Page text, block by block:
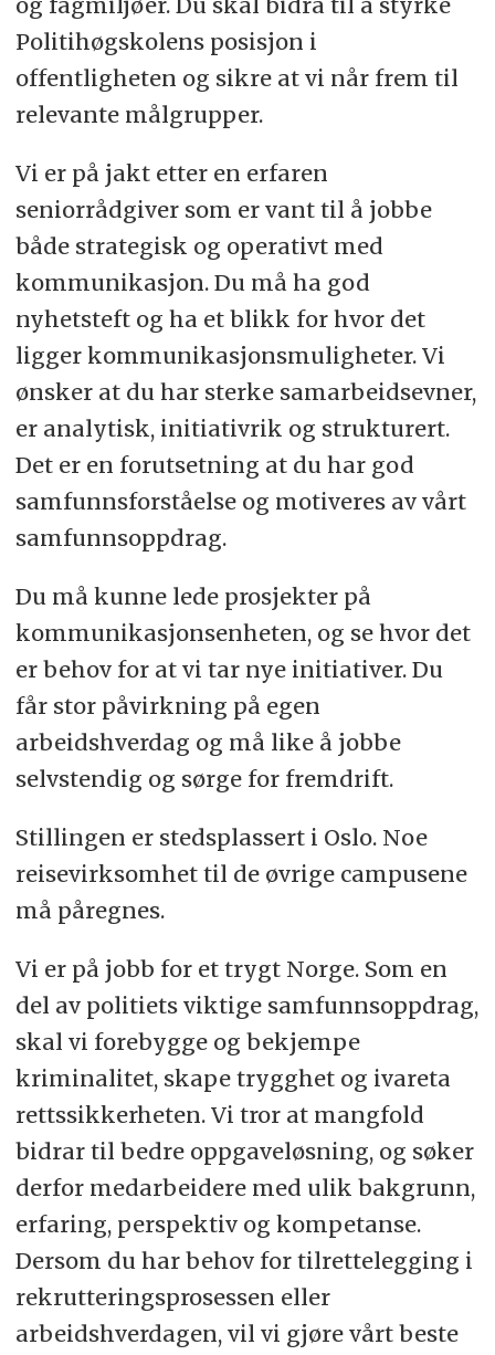
Politihøgskolens posisjon i
offentligheten og sikre at vi når frem til
relevante målgrupper.
Vi er på jakt etter en erfaren
seniorrådgiver som er vant til å jobbe
både strategisk og operativt med
kommunikasjon. Du må ha god
nyhetsteft og ha et blikk for hvor det
ligger kommunikasjonsmuligheter. Vi
ønsker at du har sterke samarbeidsevner,
er analytisk, initiativrik og strukturert.
Det er en forutsetning at du har god
samfunnsforståelse og motiveres av vårt
samfunnsoppdrag.
Du må kunne lede prosjekter på
kommunikasjonsenheten, og se hvor det
er behov for at vi tar nye initiativer. Du
får stor påvirkning på egen
arbeidshverdag og må like å jobbe
selvstendig og sørge for fremdrift.
Stillingen er stedsplassert i Oslo. Noe
reisevirksomhet til de øvrige campusene
må påregnes.
Vi er på jobb for et trygt Norge. Som en
del av politiets viktige samfunnsoppdrag,
skal vi forebygge og bekjempe
kriminalitet, skape trygghet og ivareta
rettssikkerheten. Vi tror at mangfold
bidrar til bedre oppgaveløsning, og søker
derfor medarbeidere med ulik bakgrunn,
erfaring, perspektiv og kompetanse.
Dersom du har behov for tilrettelegging i
rekrutteringsprosessen eller
arbeidshverdagen, vil vi gjøre vårt beste